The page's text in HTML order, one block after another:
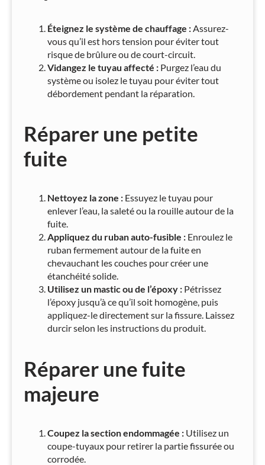
Éteignez le système de chauffage :Assurez-
vous qu’il est hors tension pour éviter tout
risque de brûlure ou de court-circuit.
Vidangez le tuyau affecté : Purgez l’eau du
système ou isolez le tuyau pour éviter tout
débordement pendant la réparation.
Réparer une petite
fuite
Nettoyez la zone : Essuyez le tuyau pour
enlever l’eau, la saleté ou la rouille autour de la
fuite.
Appliquez du ruban auto-fusible : Enroulez le
ruban fermement autour de la fuite en
chevauchant les couches pour créer une
étanchéité solide.
Utilisez un mastic ou de l’époxy : Pétrissez
l’époxy jusqu’à ce qu’il soit homogène, puis
appliquez-le directement sur la fissure. Laissez
durcir selon les instructions du produit.
Réparer une fuite
majeure
Coupez la section endommagée : Utilisez un
coupe-tuyaux pour retirer la partie fissurée ou
corrodée.